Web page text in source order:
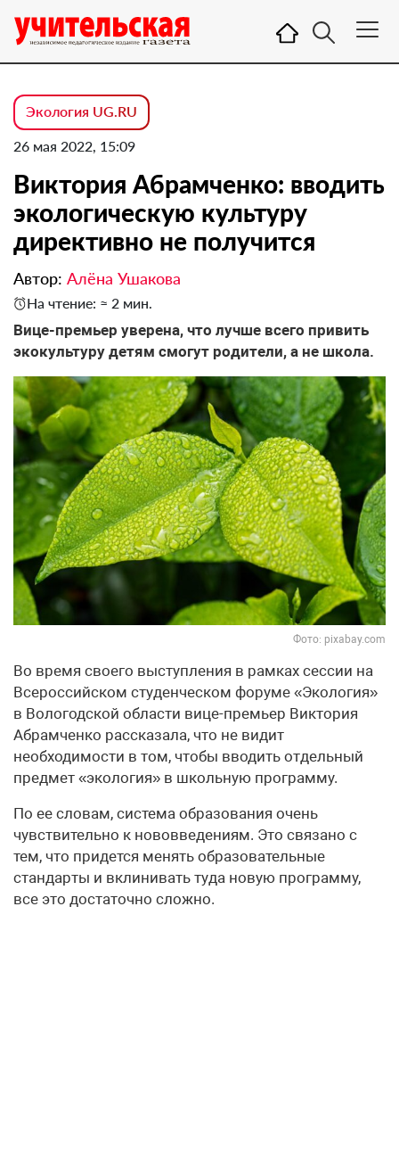
Экология UG.RU
26 мая 2022, 15:09
Виктория Абрамченко: вводить
экологическую культуру
директивно не получится
Автор: Алёна Ушакова
На чтение: ≈ 2 мин.
Вице-премьер уверена, что лучше всего привить
экокультуру детям смогут родители, а не школа.
Фото: pixabay.com
Во время своего выступления в рамках сессии на
Всероссийском студенческом форуме «Экология»
в Вологодской области вице-премьер Виктория
Абрамченко рассказала, что не видит
необходимости в том, чтобы вводить отдельный
предмет «экология» в школьную программу.
По ее словам, система образования очень
чувствительно к нововведениям. Это связано с
тем, что придется менять образовательные
стандарты и вклинивать туда новую программу,
все это достаточно сложно.